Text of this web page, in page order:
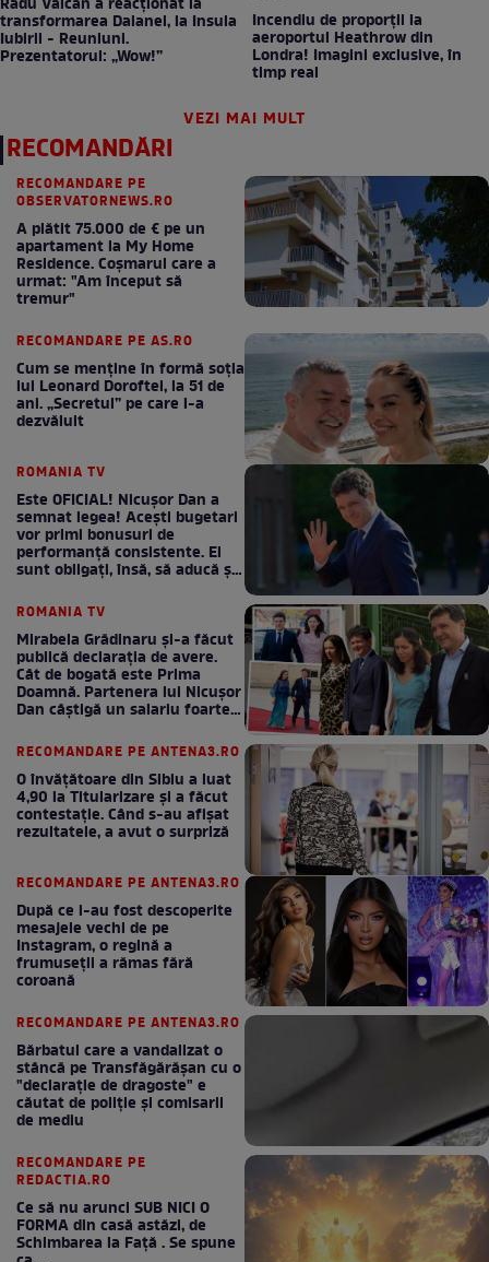
Radu Vâlcan a reacționat la
transformarea Daianei, la Insula
Iubirii - Reuniuni.
Prezentatorul: „Wow!”
Incendiu de proporții la
aeroportul Heathrow din
Londra! Imagini exclusive, în
timp real
VEZI MAI MULT
RECOMANDĂRI
RECOMANDARE PE
OBSERVATORNEWS.RO
A plătit 75.000 de € pe un
apartament la My Home
Residence. Coşmarul care a
urmat: "Am început să
tremur"
RECOMANDARE PE AS.RO
Cum se menţine în formă soţia
lui Leonard Doroftei, la 51 de
ani. „Secretul” pe care l-a
dezvăluit
ROMANIA TV
Este OFICIAL! Nicușor Dan a
semnat legea! Acești bugetari
vor primi bonusuri de
performanță consistente. Ei
sunt obligați, însă, să aducă și
ROMANIA TV
Mirabela Grădinaru și-a făcut
publică declarația de avere.
Cât de bogată este Prima
Doamnă. Partenera lui Nicușor
Dan câștigă un salariu foarte
RECOMANDARE PE ANTENA3.RO
O învățătoare din Sibiu a luat
4,90 la Titularizare și a făcut
contestație. Când s-au afișat
rezultatele, a avut o surpriză
RECOMANDARE PE ANTENA3.RO
După ce i-au fost descoperite
mesajele vechi de pe
Instagram, o regină a
frumuseții a rămas fără
coroană
RECOMANDARE PE ANTENA3.RO
Bărbatul care a vandalizat o
stâncă pe Transfăgărășan cu o
"declaraţie de dragoste" e
căutat de poliție și comisarii
de mediu
RECOMANDARE PE
REDACTIA.RO
Ce să nu arunci SUB NICI O
FORMA din casă astăzi, de
Schimbarea la Față . Se spune